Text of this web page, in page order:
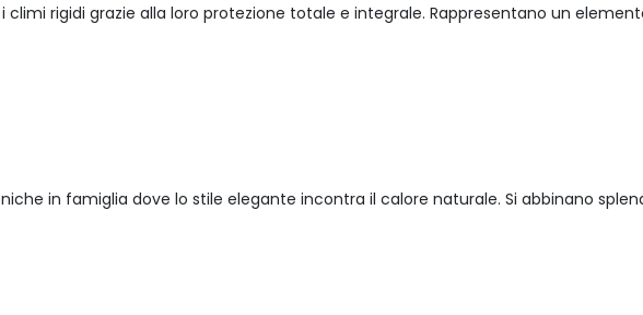
rigidi grazie alla loro protezione totale e integrale. Rappresentano un
in famiglia dove lo stile elegante incontra il calore naturale. Si abbinano